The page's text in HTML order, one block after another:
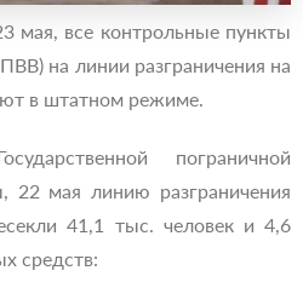
мая, все контрольные пункты
на линии разграничения на
в штатном режиме.
пограничной
22 мая линию разграничения
41,1 тыс. человек и 4,6
средств: